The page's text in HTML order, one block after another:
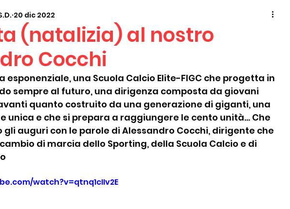
(natalizia) al nostro
Cocchi
20 dic 2022
esponenziale, una Scuola Calcio Elite-FIGC che progetta in
sempre al futuro, una dirigenza composta da giovani
quanto costruito da una generazione di giganti, una
unica e che si prepara a raggiungere le cento unità... Che
gli auguri con le parole di Alessandro Cocchi, dirigente che
di marcia dello Sporting, della Scuola Calcio e di
watch?v=qtnq1cIIv2E